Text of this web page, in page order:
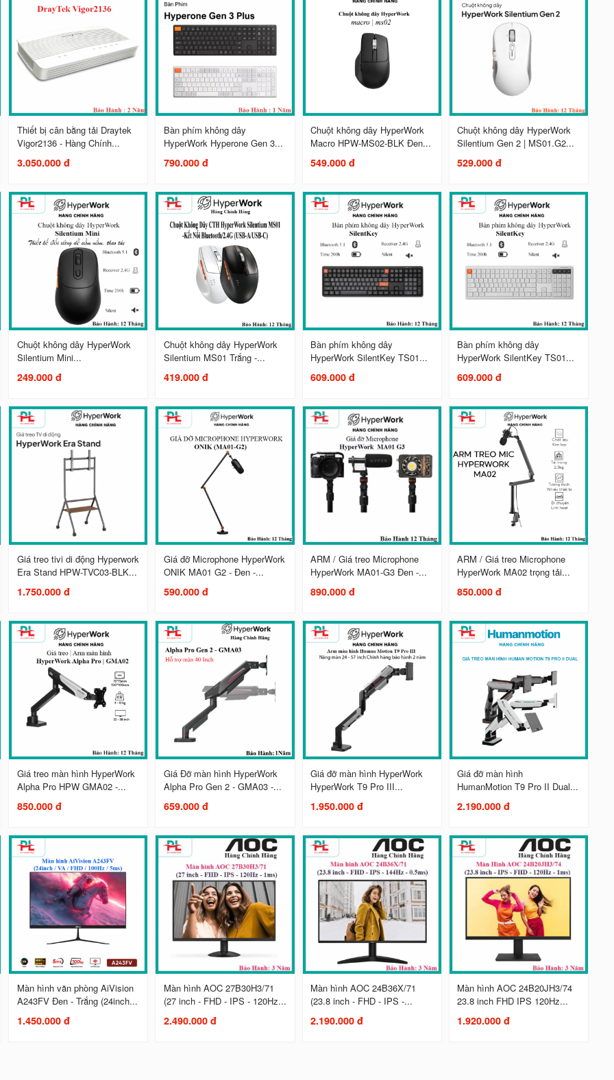
Thiết bị cân bằng tải Draytek
Vigor2136 - Hàng Chính...
3.050.000 đ
Bàn phím không dây
HyperWork Hyperone Gen 3...
790.000 đ
Chuột không dây HyperWork
Macro HPW-MS02-BLK Đen...
549.000 đ
Chuột không dây HyperWork
Silentium Gen 2 | MS01.G2...
529.000 đ
Chuột không dây HyperWork
Silentium Mini...
249.000 đ
Chuột không dây HyperWork
Silentium MS01 Trắng -...
419.000 đ
Bàn phím không dây
HyperWork SilentKey TS01...
609.000 đ
Bàn phím không dây
HyperWork SilentKey TS01...
609.000 đ
Giá treo tivi di động Hyperwork
Era Stand HPW-TVC03-BLK...
1.750.000 đ
Giá đỡ Microphone HyperWork
ONIK MA01 G2 - Đen -...
590.000 đ
ARM / Giá treo Microphone
HyperWork MA01-G3 Đen -...
890.000 đ
ARM / Giá treo Microphone
HyperWork MA02 trọng tải...
850.000 đ
Giá treo màn hình HyperWork
Alpha Pro HPW GMA02 -...
850.000 đ
Giá Đỡ màn hình HyperWork
Alpha Pro Gen 2 - GMA03 -...
659.000 đ
Giá đỡ màn hình HyperWork
HyperWork T9 Pro III...
1.950.000 đ
Giá đỡ màn hình
HumanMotion T9 Pro II Dual...
2.190.000 đ
Màn hình văn phòng AiVision
A243FV Đen - Trắng (24inch...
1.450.000 đ
Màn hình AOC 27B30H3/71
(27 inch - FHD - IPS - 120Hz...
2.490.000 đ
Màn hình AOC 24B36X/71
(23.8 inch - FHD - IPS -...
2.190.000 đ
Màn hình AOC 24B20JH3/74
23.8 inch FHD IPS 120Hz...
1.920.000 đ